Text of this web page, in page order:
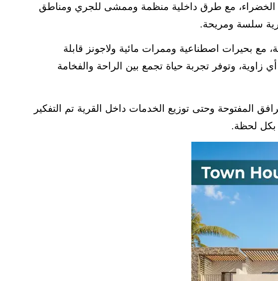
الخضراء، مع طرق داخلية منظمة وممشى للجري ومناطق
سلسة ومريحة.
مع بحيرات اصطناعية وممرات مائية ولاجونز قابلة
وتوفر تجربة حياة تجمع بين الراحة والفخامة
المفتوحة وحتى توزيع الخدمات داخل القرية تم التفكير
بكل لحظة.